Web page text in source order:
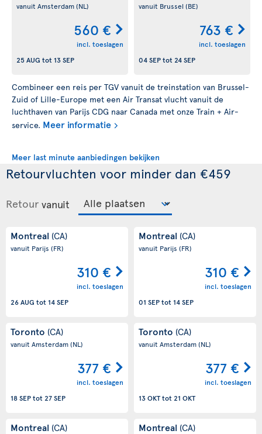
vanuit Amsterdam(NL)
560 €
incl. toeslagen
25 AUG tot 13 SEP
vanuit Brussel (BE)
763 €
incl. toeslagen
04 SEPtot 24 SEP
Combineer een reis per TGV vanuit de treinstation van Brussel-
Zuid of Lille-Europe met een Air Transat vlucht vanuit de
luchthaven van Parijs CDG naar Canada met onze Train + Air-
service. Meer informatie
Meer last minute aanbiedingen bekijken
Retourvluchten voor minder dan €459
Retour vanuit
Montreal (CA)
vanuit Parijs (FR)
310 €
incl. toeslagen
26 AUG tot 14 SEP
Montreal (CA)
vanuit Parijs (FR)
310 €
incl. toeslagen
01 SEPtot 14 SEP
Toronto (CA)
vanuit Amsterdam(NL)
377 €
incl. toeslagen
18 SEPtot 27 SEP
Toronto (CA)
vanuit Amsterdam(NL)
377 €
incl. toeslagen
13 OKTtot 21 OKT
Montreal (CA) Montreal (CA)